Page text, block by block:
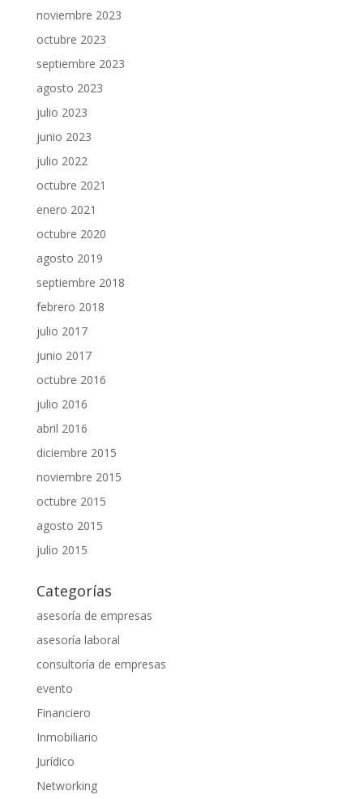
noviembre 2023
octubre 2023
septiembre 2023
agosto 2023
julio 2023
junio 2023
julio 2022
octubre 2021
enero 2021
octubre 2020
agosto 2019
septiembre 2018
febrero 2018
julio 2017
junio 2017
octubre 2016
julio 2016
abril 2016
diciembre 2015
noviembre 2015
octubre 2015
agosto 2015
julio 2015
Categorías
asesoría de empresas
asesoría laboral
consultoría de empresas
evento
Financiero
Inmobiliario
Jurídico
Networking